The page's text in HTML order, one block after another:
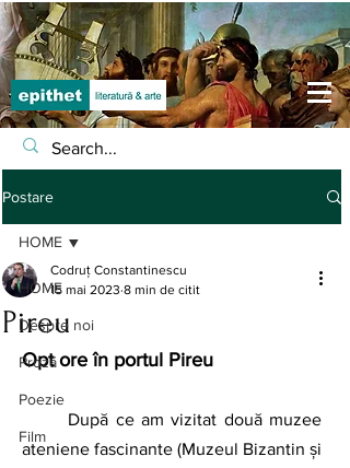
Postare
HOME
Despre noi
Proză
Poezie
Film
HOME
Pireu
Codruț Constantinescu
15 mai 2023 8 min de citit
După ce am vizitat două muzee
ateniene fascinante (Muzeul Bizantin și